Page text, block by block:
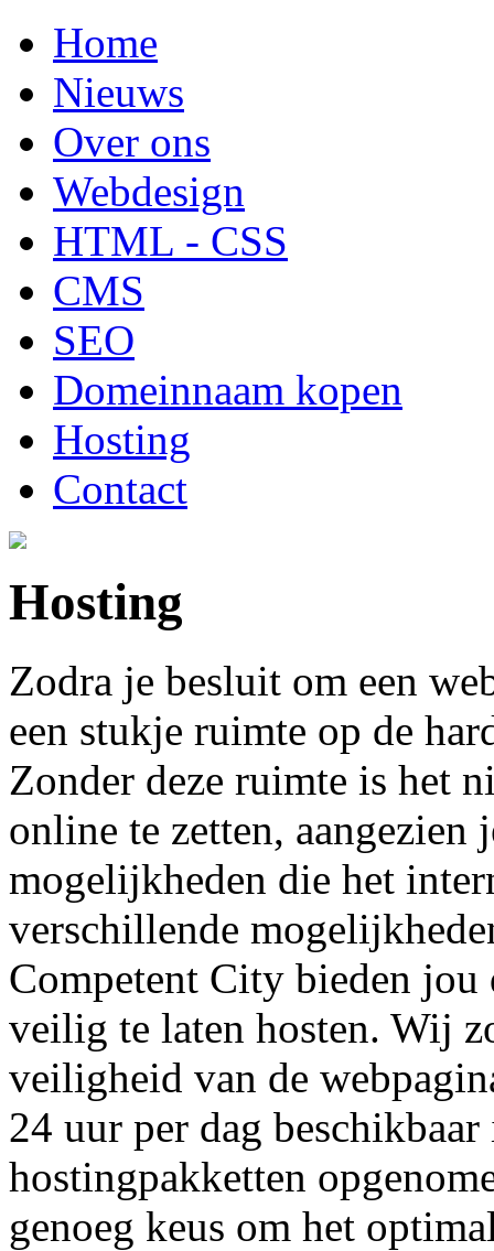
Home
Nieuws
Over ons
Webdesign
HTML - CSS
CMS
SEO
Domeinnaam kopen
Hosting
Contact
Hosting
Zodra je besluit om een
een stukje ruimte op de
Zonder deze ruimte is het
online te zetten, aangezien
mogelijkheden die het
verschillende
Competent City bieden
veilig te laten hosten. Wij
veiligheid van de
24 uur per dag
hostingpakketten
genoeg keus om het